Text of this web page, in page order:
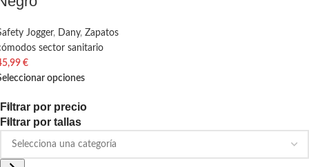
Filtrar por precio
Filtrar por tallas
Jogger, Dany, Zapatos
sector sanitario
€
opciones